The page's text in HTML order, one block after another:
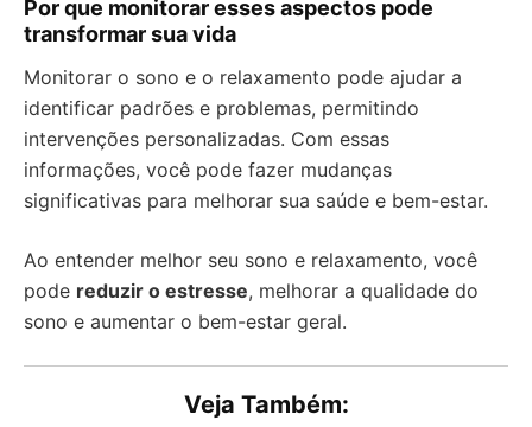
Por que monitorar esses aspectos pode
transformar sua vida
Monitorar o sono e o relaxamento pode ajudar a
identificar padrões e problemas, permitindo
intervenções personalizadas. Com essas
informações, você pode fazer mudanças
significativas para melhorar sua saúde e bem-estar.
Ao entender melhor seu sono e relaxamento, você
pode reduzir o estresse, melhorar a qualidade do
sono e aumentar o bem-estar geral.
Veja Também: